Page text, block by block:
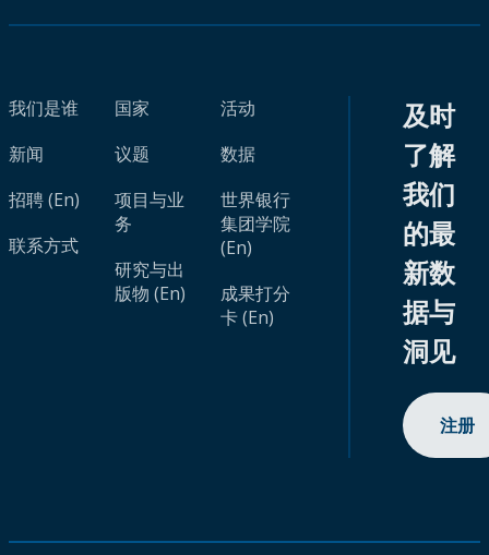
我们是谁
新闻
招聘 (En)
联系方式
国家
议题
项目与业
务
研究与出
版物 (En)
活动
数据
世界银行
集团学院
(En)
成果打分
卡 (En)
及时
了解
我们
的最
新数
据与
洞见
注册